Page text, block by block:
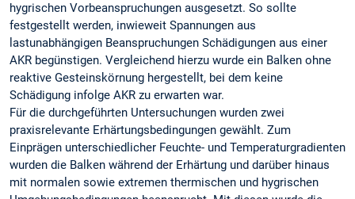
hygrischen Vorbeanspruchungen ausgesetzt. So sollte
festgestellt werden, inwieweit Spannungen aus
lastunabhängigen Beanspruchungen Schädigungen aus einer
AKR begünstigen. Vergleichend hierzu wurde ein Balken ohne
reaktive Gesteinskörnung hergestellt, bei dem keine
Schädigung infolge AKR zu erwarten war.
Für die durchgeführten Untersuchungen wurden zwei
praxisrelevante Erhärtungsbedingungen gewählt. Zum
Einprägen unterschiedlicher Feuchte- und Temperaturgradienten
wurden die Balken während der Erhärtung und darüber hinaus
mit normalen sowie extremen thermischen und hygrischen